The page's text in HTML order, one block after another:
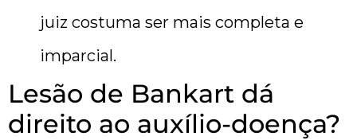
juiz costuma ser mais completa e
imparcial.
Lesão de Bankart dá
direito ao auxílio-doença?